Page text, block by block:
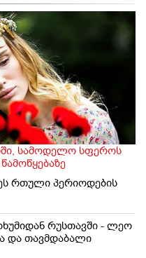
სამოდელო სფეროს
რთული პერიოდების
რუსთავში - ლეო
და თავმდაბალი